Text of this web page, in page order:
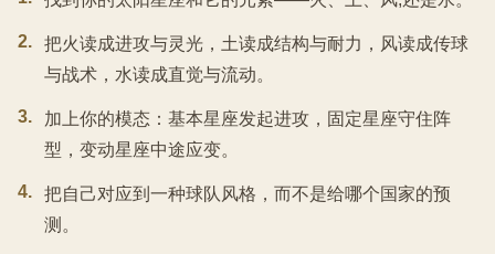
2.
把火读成进攻与灵光，土读成结构与耐力，风读成传球
与战术，水读成直觉与流动。
3.
加上你的模态：基本星座发起进攻，固定星座守住阵
型，变动星座中途应变。
4.
把自己对应到一种球队风格，而不是给哪个国家的预
测。